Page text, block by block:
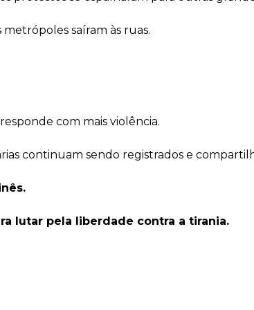
saíram às ruas.
com mais violência.
continuam sendo registrados e
lutar pela liberdade contra a tirania.